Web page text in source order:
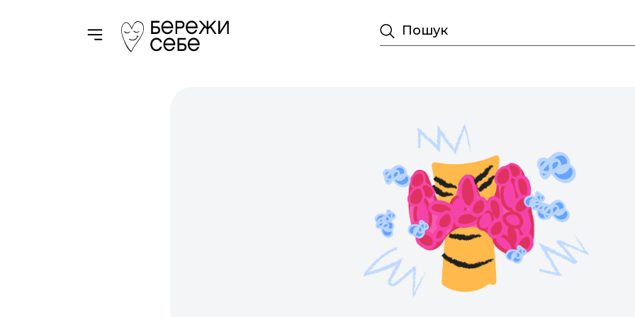
Toggle navigation Пошук